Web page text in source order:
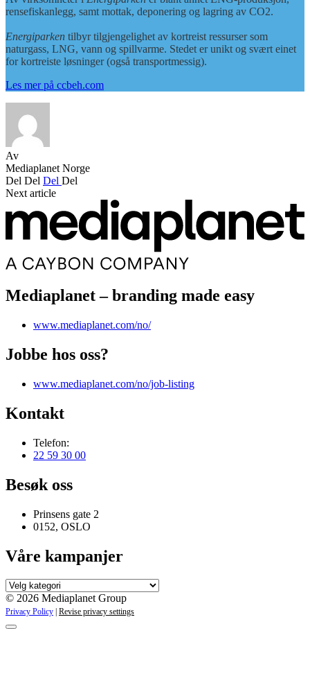
rensefiskanlegg, samt mottak, deponering og lagring av CO2.
Energiparken tilbyr tilgjengelighet av kortreist ressurser som
naturgass, LNG, vann og spillvarme. Stedet er unikt og svært einet
for kortreiste løsninger (også transportmessig).
Les mer på ccbeh.com
Av
Mediaplanet Norge
Del Del Del Del
Next article
Mediaplanet – branding made easy
www.mediaplanet.com/no/
Jobbe hos oss?
www.mediaplanet.com/no/job-listing
Kontakt
Telefon:
22 59 30 00
Besøk oss
Prinsens gate 2
0152, OSLO
Våre kampanjer
Våre
kampanjer
© 2026 Mediaplanet Group
Privacy Policy Revise privacy settings